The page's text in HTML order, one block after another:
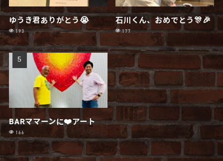
ゆうき君ありがとう😭
193
石川くん、おめでとう🎊🎉
177
BARママーンに❤️アート
166